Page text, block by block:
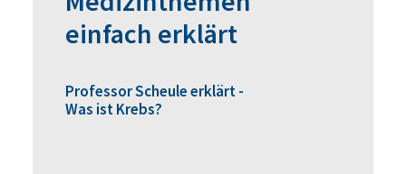
einfach erklärt
Professor Scheule erklärt -
Was ist Krebs?